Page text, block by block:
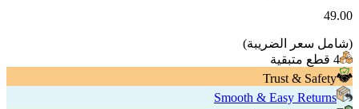
49.00
(شامل سعر الضريبة)
4 قطع متبقية
Trust & Safety
Smooth & Easy Returns